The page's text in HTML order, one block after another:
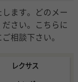
ます。どのメー
さい。こちらに
相談下さい。
レクサス